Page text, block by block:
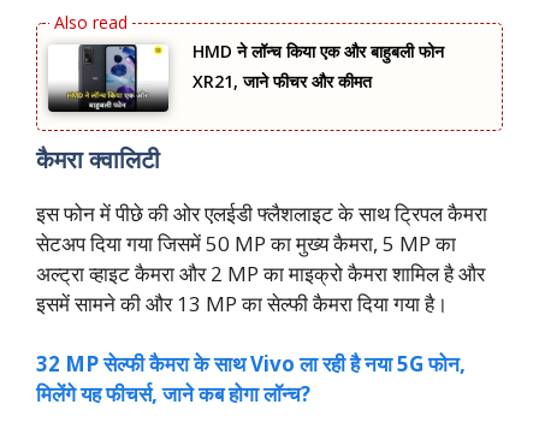
HMD ने लॉन्च किया एक और बाहुबली फोन
XR21, जाने फीचर और कीमत
कैमरा क्वालिटी
इस फोन में पीछे की ओर एलईडी फ्लैशलाइट के साथ ट्रिपल कैमरा
सेटअप दिया गया जिसमें 50 MP का मुख्य कैमरा, 5 MP का
अल्ट्रा व्हाइट कैमरा और 2 MP का माइक्रो कैमरा शामिल है और
इसमें सामने की और 13 MP का सेल्फी कैमरा दिया गया है।
32 MP सेल्फी कैमरा के साथ Vivo ला रही है नया 5G फोन,
मिलेंगे यह फीचर्स,‌ जाने कब होगा लॉन्च?